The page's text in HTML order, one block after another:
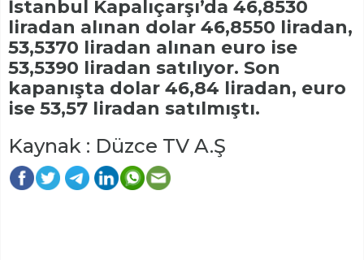
İstanbul Kapalıçarşı’da 46,8530
liradan alınan dolar 46,8550 liradan,
53,5370 liradan alınan euro ise
53,5390 liradan satılıyor. Son
kapanışta dolar 46,84 liradan, euro
ise 53,57 liradan satılmıştı.
Kaynak : Düzce TV A.Ş